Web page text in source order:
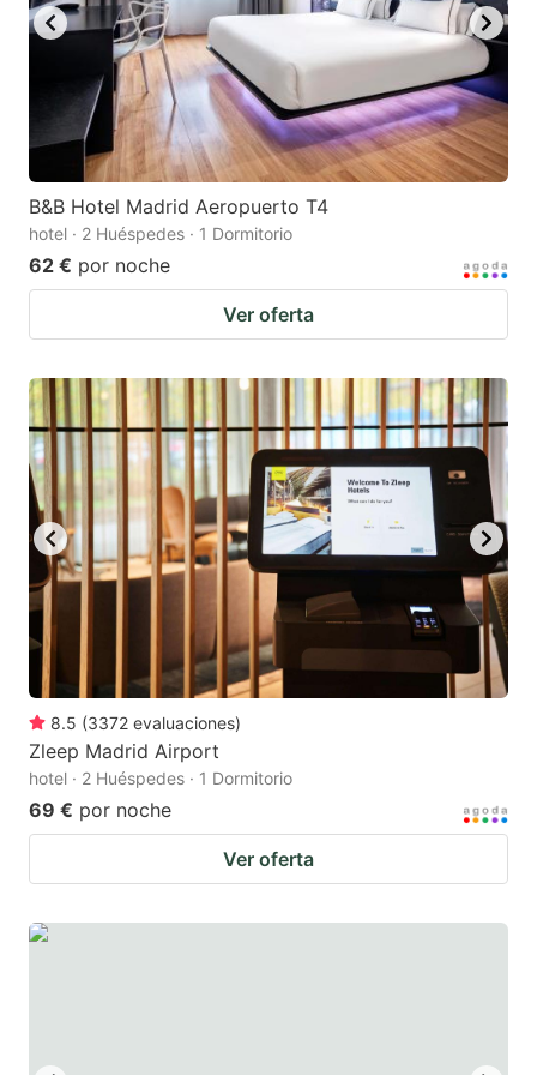
B&B Hotel Madrid Aeropuerto T4
hotel · 2 Huéspedes · 1 Dormitorio
62 € por noche
Ver oferta
8.5 (3372 evaluaciones)
Zleep Madrid Airport
hotel · 2 Huéspedes · 1 Dormitorio
69 € por noche
Ver oferta